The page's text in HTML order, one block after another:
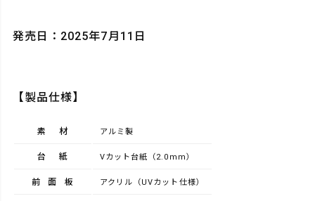
発売日：2025年7月11日
【製品仕様】
素材 アルミ製
台紙 Vカット台紙（2.0mm）
前面板 アクリル（UVカット仕様）